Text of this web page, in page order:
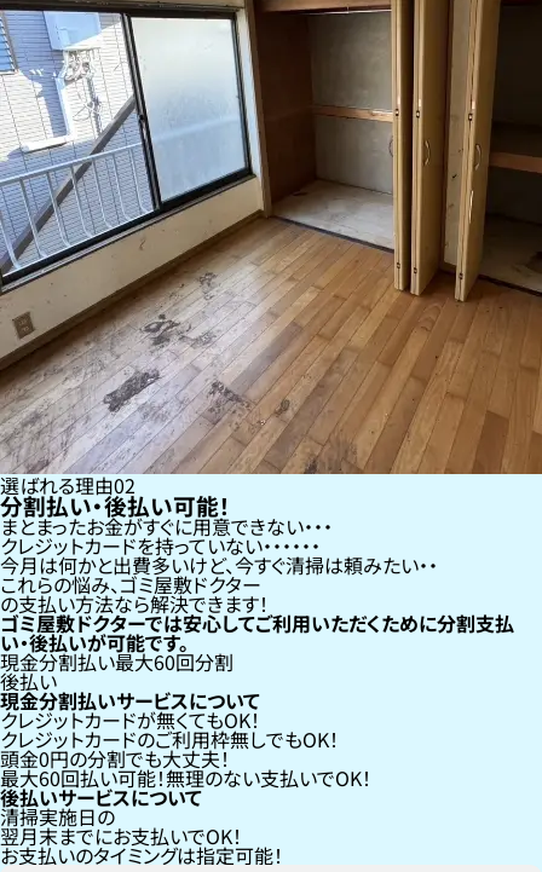
選ばれる理由02
分割払い・後払い可能！
まとまったお金がすぐに用意できない
クレジットカードを持っていない・・・
今月は何かと出費多いけど、今すぐ清掃は頼みたい
これらの悩み、ゴミ屋敷ドクター
の支払い方法なら解決できます！
ゴミ屋敷ドクターでは安心してご利用いただくために分割支払
い・後払いが可能です。
現金分割払い最大60回分割
後払い
現金分割払いサービスについて
クレジットカードが無くてもOK！
クレジットカードのご利用枠無しでもOK！
頭金0円の分割でも大丈夫！
最大60回払い可能！無理のない支払いでOK！
後払いサービスについて
清掃実施日の
翌月末までにお支払いでOK！
お支払いのタイミングは指定可能！